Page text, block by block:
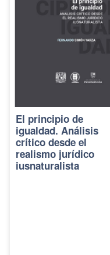
El principio de
igualdad. Análisis
crítico desde el
realismo jurídico
iusnaturalista